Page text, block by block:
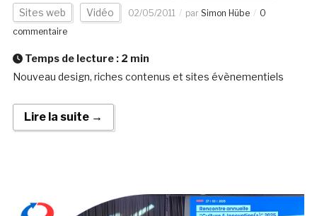
Sites web Vidéo 02/05/2011 par Simon Hübe
0
commentaire
Temps de lecture : 2 min
Nouveau design, riches contenus et sites évènementiels
Lire la suite →